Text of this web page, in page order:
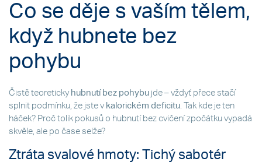
Co se děje s vaším tělem,
když hubnete bez
pohybu
Čistě teoreticky hubnutí bez pohybu jde – vždyť přece stačí
splnit podmínku, že jste v kalorickém deficitu. Tak kde je ten
háček? Proč tolik pokusů o hubnutí bez cvičení zpočátku vypadá
skvěle, ale po čase selže?
Ztráta svalové hmoty: Tichý sabotér